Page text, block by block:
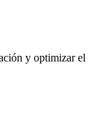
y optimizar el